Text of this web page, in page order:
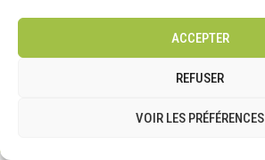
ACCEPTER
REFUSER
VOIR LES PRÉFÉRENCES